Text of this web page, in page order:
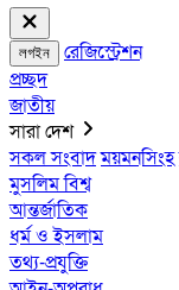
লগইন
রেজিস্ট্রেশন
প্রচ্ছদ
জাতীয়
সারা দেশ
সকল সংবাদময়মনসিংহ
মুসলিম বিশ্ব
আন্তর্জাতিক
ধর্ম ও ইসলাম
তথ্য-প্রযুক্তি